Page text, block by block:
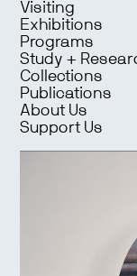
Visiting
Exhibitions
Programs
Study +
Collections
Publications
About Us
Support Us